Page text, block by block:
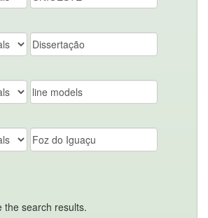
the search results.